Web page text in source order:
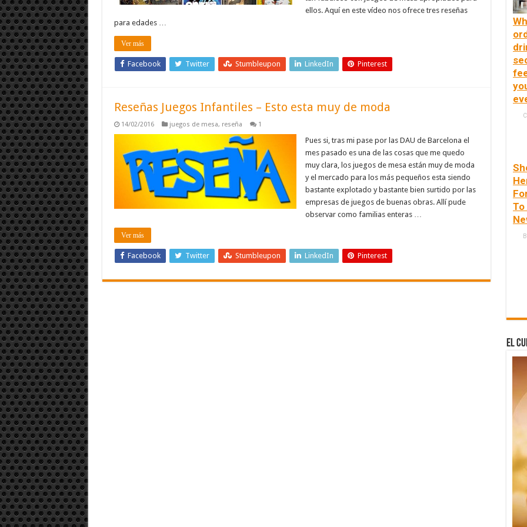
ellos. Aquí en este vídeo nos ofrece tres reseñas
para edades …
Ver más
Facebook Twitter Stumbleupon LinkedIn Pinterest
Reseñas Juegos Infantiles – Esto esta muy de moda
14/02/2016 juegos de mesa, reseña 1
Pues si, tras mi pase por las DAU de Barcelona el
mes pasado es una de las cosas que me quedo
muy clara, los juegos de mesa están muy de moda
y el mercado para los más pequeños esta siendo
bastante explotado y bastante bien surtido por las
empresas de juegos de buenas obras. Allí pude
observar como familias enteras …
Ver más
Facebook Twitter Stumbleupon LinkedIn Pinterest
To
El